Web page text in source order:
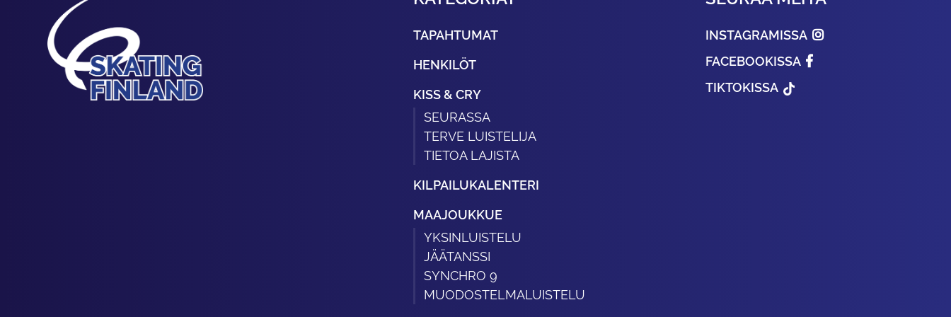
TAPAHTUMAT
HENKILÖT
KISS & CRY
SEURASSA
TERVE LUISTELIJA
TIETOA LAJISTA
KILPAILUKALENTERI
MAAJOUKKUE
YKSINLUISTELU
JÄÄTANSSI
SYNCHRO 9
MUODOSTELMALUISTELU
INSTAGRAMISSA
FACEBOOKISSA
TIKTOKISSA